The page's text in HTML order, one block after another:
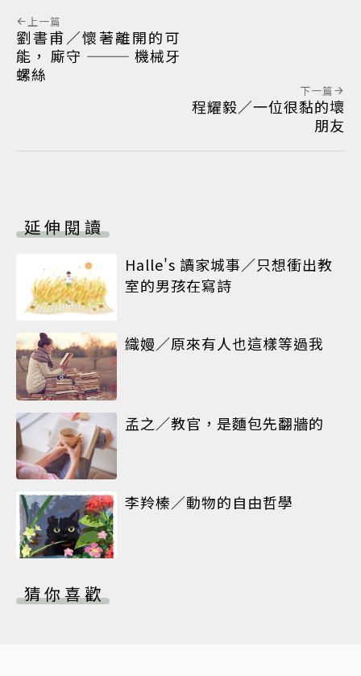
上一篇
劉書甫／懷著離開的可
能， 廝守 ——— 機械牙
螺絲
下一篇
程耀毅／一位很黏的壞
朋友
延伸閱讀
Halle's 讀家城事／只想衝出教
室的男孩在寫詩
織嫚／原來有人也這樣等過我
孟之／教官，是麵包先翻牆的
李羚榛／動物的自由哲學
猜你喜歡